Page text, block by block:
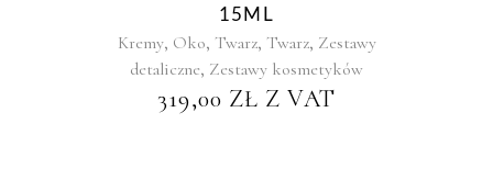
15ML
Kremy, Oko, Twarz, Twarz, Zestawy
detaliczne, Zestawy kosmetyków
319,00 ZŁ Z VAT